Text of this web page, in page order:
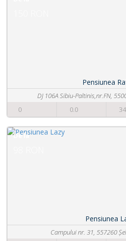
Paltinis,nr.FN, 550001 Păltiniș, România
nr. 31, 557260 Șelimbăr, România